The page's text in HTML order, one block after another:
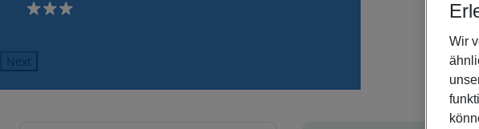
3
Next
Wir